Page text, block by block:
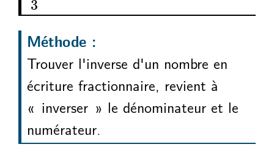
3
Méthode :
Trouver l'inverse d'un nombre en
écriture fractionnaire, revient à
« inverser » le dénominateur et le
numérateur.